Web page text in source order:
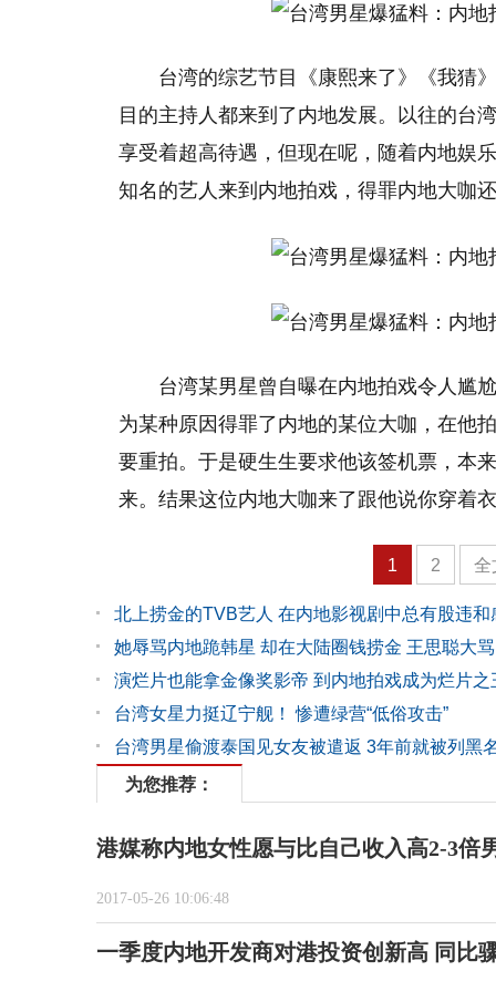
台湾的综艺节目《康熙来了》《我猜
目的主持人都来到了内地发展。以往的台
享受着超高待遇，但现在呢，随着内地娱
知名的艺人来到内地拍戏，得罪内地大咖
台湾某男星曾自曝在内地拍戏令人尴
为某种原因得罪了内地的某位大咖，在他
要重拍。于是硬生生要求他该签机票，本
来。结果这位内地大咖来了跟他说你穿着
1 2 全
北上捞金的TVB艺人 在内地影视剧中总有股违和
她辱骂内地跪韩星 却在大陆圈钱捞金 王思聪大骂
演烂片也能拿金像奖影帝 到内地拍戏成为烂片之
台湾女星力挺辽宁舰！ 惨遭绿营“低俗攻击”
台湾男星偷渡泰国见女友被遣返 3年前就被列黑
为您推荐：
港媒称内地女性愿与比自己收入高2-3倍
2017-05-26 10:06:48
一季度内地开发商对港投资创新高 同比